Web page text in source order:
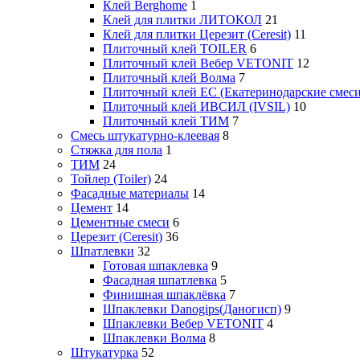
Клей Berghome 1
Клей для плитки ЛИТОКОЛ 21
Клей для плитки Церезит (Ceresit) 11
Плиточный клей TOILER 6
Плиточный клей Вебер VETONIT 12
Плиточный клей Волма 7
Плиточный клей ЕС (Екатеринодарские
Плиточный клей ИВСИЛ (IVSIL) 10
Плиточный клей ТИМ 7
Смесь штукатурно-клеевая 8
Стяжка для пола 1
ТИМ 24
Тойлер (Toiler) 24
Фасадные материалы 14
Цемент 14
Цементные смеси 6
Церезит (Ceresit) 36
Шпатлевки 32
Готовая шпаклевка 9
Фасадная шпатлевка 5
Финишная шпаклёвка 7
Шпаклевки Danogips(Даногисп) 9
Шпаклевки Вебер VETONIT 4
Шпаклевки Волма 8
Штукатурка 52